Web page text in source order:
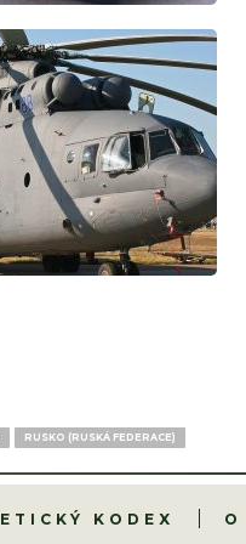
RUSKO (RUSKÁ FEDERACE)
ETICKÝ KODEX